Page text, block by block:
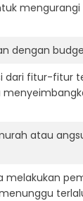
mengurangi
dengan
dari fitur-fitur
atau
melakukan